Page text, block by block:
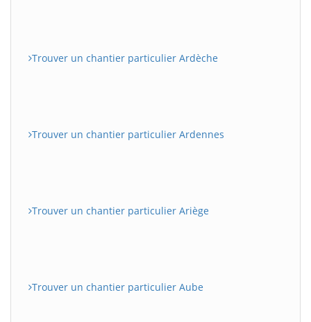
Trouver un chantier particulier Ardèche
Trouver un chantier particulier Ardennes
Trouver un chantier particulier Ariège
Trouver un chantier particulier Aube